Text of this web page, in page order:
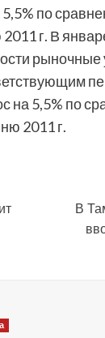
5,5% по
г. В
рыночные
на 5,5% по
2011 г.
В